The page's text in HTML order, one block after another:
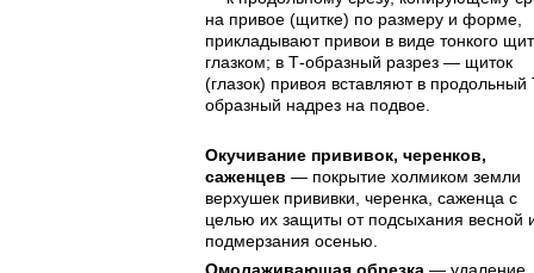
на привое (щитке) по размеру и форме,
прикладывают привои в виде тонкого
глазком; в Т-образный разрез — щиток
(глазок) привоя вставляют в продольный
образный надрез на подвое.
Окучивание прививок, черенков,
саженцев — покрытие холмиком земли
верхушек прививки, черенка, саженца с
целью их защиты от подсыхания весной
подмерзания осенью.
Омолаживающая обрезка — удаление